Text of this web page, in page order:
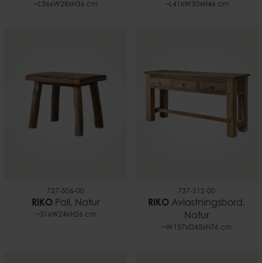
~L36xW28xH36 cm ~L41xW30xH46 cm
737-506-00
RIKOPall, Natur
~31xW24xH26 cm
737-512-00
RIKO Avlastningsbord,
Natur
~W157xD45xH76 cm